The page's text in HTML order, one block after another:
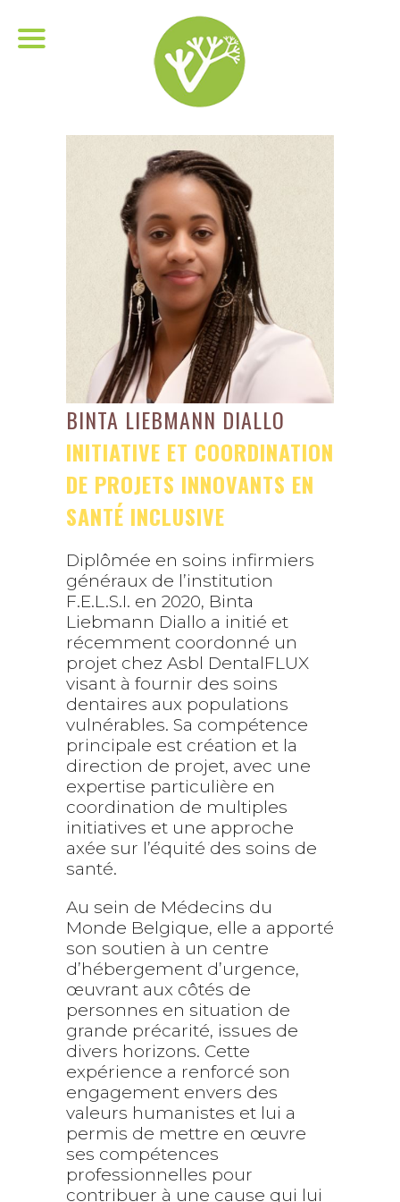
BINTA LIEBMANN DIALLO
INITIATIVE ET COORDINATION
DE PROJETS INNOVANTS EN
SANTÉ INCLUSIVE
Diplômée en soins infirmiers
généraux de l’institution
F.E.L.S.I. en 2020, Binta
Liebmann Diallo a initié et
récemment coordonné un
projet chez Asbl DentalFLUX
visant à fournir des soins
dentaires aux populations
vulnérables. Sa compétence
principale est création et la
direction de projet, avec une
expertise particulière en
coordination de multiples
initiatives et une approche
axée sur l’équité des soins de
santé.
Au sein de Médecins du
Monde Belgique, elle a apporté
son soutien à un centre
d’hébergement d’urgence,
œuvrant aux côtés de
personnes en situation de
grande précarité, issues de
divers horizons. Cette
expérience a renforcé son
engagement envers des
valeurs humanistes et lui a
permis de mettre en œuvre
ses compétences
professionnelles pour
contribuer à une cause qui lui